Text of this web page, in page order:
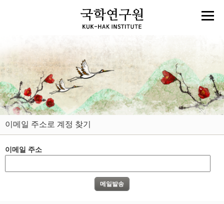
이메일 주소로 계정 찾기
이메일 주소